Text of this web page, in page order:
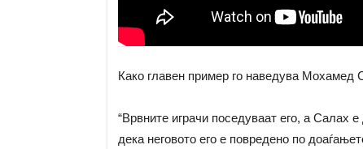
Како главен пример го наведува Мохамед
“Врвните играчи поседуваат его, а Салах
дека неговото его е повредено по